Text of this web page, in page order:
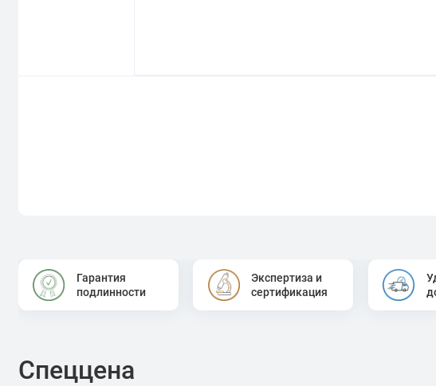
Гарантия
подлинности
Экспертиза и
сертификация
Спеццена